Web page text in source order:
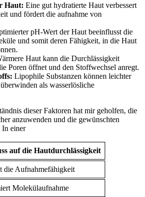
Haut: ​Eine gut hydratierte ⁣Haut verbessert
und fördert die aufnahme von
pH-Wert ⁤der Haut‌ beeinflusst die
und somit deren Fähigkeit, ⁣in die Haut
Haut kann die Durchlässigkeit
Poren⁣ öffnet und den Stoffwechsel anregt.
Lipophile Substanzen können leichter
als wasserlösliche
dieser Faktoren hat mir geholfen, die
anzuwenden und die gewünschten
In ​einer
⁣auf die​ Hautdurchlässigkeit
die Aufnahmefähigkeit
Molekülaufnahme